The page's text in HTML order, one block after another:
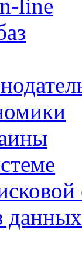
line
данных